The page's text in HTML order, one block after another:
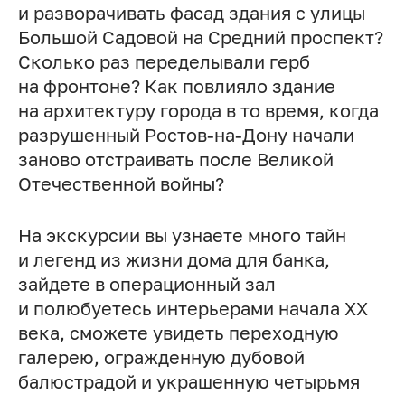
и разворачивать фасад здания с улицы
Большой Садовой на Средний проспект?
Сколько раз переделывали герб
на фронтоне? Как повлияло здание
на архитектуру города в то время, когда
разрушенный Ростов-на-Дону начали
заново отстраивать после Великой
Отечественной войны?
На экскурсии вы узнаете много тайн
и легенд из жизни дома для банка,
зайдете в операционный зал
и полюбуетесь интерьерами начала XX
века, сможете увидеть переходную
галерею, огражденную дубовой
балюстрадой и украшенную четырьмя